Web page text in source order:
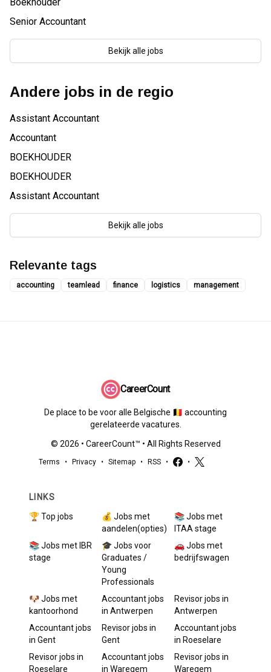
Senior Accountant
Bekijk alle jobs
Andere jobs in de regio
Assistant Accountant
Accountant
BOEKHOUDER
BOEKHOUDER
Assistant Accountant
Bekijk alle jobs
Relevante tags
accounting teamlead finance logistics management
CareerCount
De place to be voor alle Belgische 🇧🇪 accounting
gerelateerde vacatures.
© 2026 • CareerCount™ • All Rights Reserved
Terms • Privacy • Sitemap • RSS • •
LINKS
🏆 Top jobs
💰 Jobs met
aandelen(opties)
📚 Jobs met
ITAA stage
📚 Jobs met IBR
stage
🎓 Jobs voor
Graduates /
Young
Professionals
🚗 Jobs met
bedrijfswagen
🐶 Jobs met
kantoorhond
Accountantjobs
in Antwerpen
Revisorjobs in
Antwerpen
Accountantjobs
in Gent
Revisorjobs in
Gent
Accountantjobs
in Roeselare
Revisorjobs in
Roeselare
Accountantjobs
in Waregem
Revisorjobs in
Waregem